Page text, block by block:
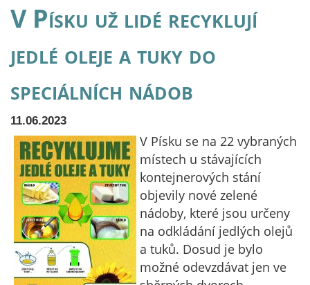
V Písku už lidé recyklují
jedlé oleje a tuky do
speciálních nádob
11.06.2023
V Písku se na 22 vybraných
místech u stávajících
kontejnerových stání
objevily nové zelené
nádoby, které jsou určeny
na odkládání jedlých olejů
a tuků. Dosud je bylo
možné odevzdávat jen ve